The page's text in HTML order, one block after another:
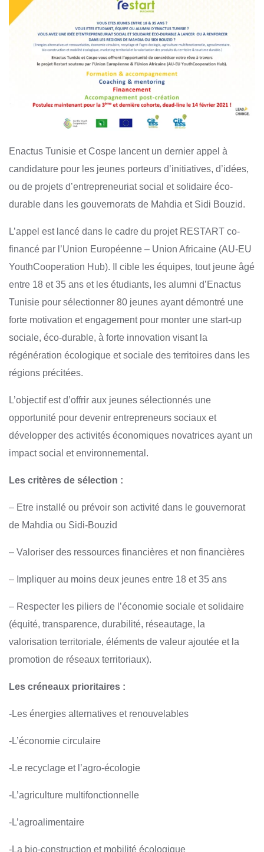
Enactus Tunisie et Cospe lancent un dernier appel à
candidature pour les jeunes porteurs d’initiatives, d’idées,
ou de projets d’entrepreneuriat social et solidaire éco-
durable dans les gouvernorats de Mahdia et Sidi Bouzid.
L’appel est lancé dans le cadre du projet RESTART co-
financé par l’Union Européenne – Union Africaine (AU-EU
YouthCooperation Hub). Il cible les équipes, tout jeune âgé
entre 18 et 35 ans et les étudiants, les alumni d’Enactus
Tunisie pour sélectionner 80 jeunes ayant démontré une
forte motivation et engagement pour monter une start-up
sociale, éco-durable, à forte innovation visant la
régénération écologique et sociale des territoires dans les
régions précitées.
L’objectif est d’offrir aux jeunes sélectionnés une
opportunité pour devenir entrepreneurs sociaux et
développer des activités économiques novatrices ayant un
impact social et environnemental.
Les critères de sélection :
– Etre installé ou prévoir son activité dans le gouvernorat
de Mahdia ou Sidi-Bouzid
– Valoriser des ressources financières et non financières
– Impliquer au moins deux jeunes entre 18 et 35 ans
– Respecter les piliers de l’économie sociale et solidaire
(équité, transparence, durabilité, réseautage, la
valorisation territoriale, éléments de valeur ajoutée et la
promotion de réseaux territoriaux).
Les créneaux prioritaires :
-Les énergies alternatives et renouvelables
-L’économie circulaire
-Le recyclage et l’agro-écologie
-L’agriculture multifonctionnelle
-L’agroalimentaire
-La bio-construction et mobilité écologique